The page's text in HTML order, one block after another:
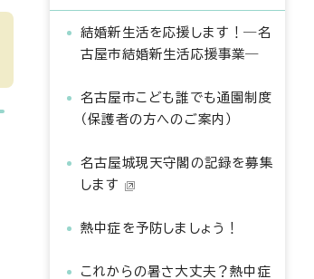
結婚新生活を応援します！―名
古屋市結婚新生活応援事業―
名古屋市こども誰でも通園制度
（保護者の方へのご案内）
名古屋城現天守閣の記録を募集
します
熱中症を予防しましょう！
これからの暑さ大丈夫？熱中症